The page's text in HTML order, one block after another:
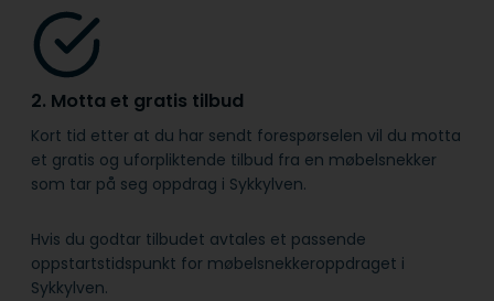
2. Motta et gratis tilbud
Kort tid etter at du har sendt forespørselen vil du motta
et gratis og uforpliktende tilbud fra en møbelsnekker
som tar på seg oppdrag i Sykkylven.
Hvis du godtar tilbudet avtales et passende
oppstartstidspunkt for møbelsnekkeroppdraget i
Sykkylven.